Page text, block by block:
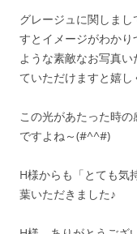
グレージュに関しま
すとイメージがわか
ような素敵なお写真
ていただけますと嬉し
この光があたった時
ですよね～(#^^#)
H様からも「とても気
葉いただきました♪